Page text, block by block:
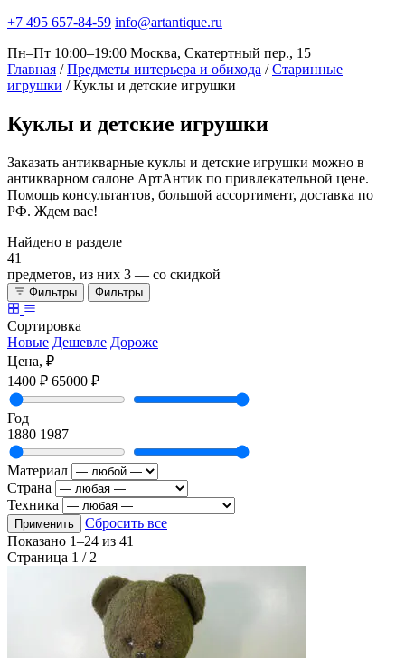
+7 495 657-84-59 info@artantique.ru
Пн–Пт 10:00–19:00 Москва, Скатертный пер., 15
Главная / Предметы интерьера и обихода / Старинные
игрушки / Куклы и детские игрушки
Куклы и детские игрушки
Заказать антикварные куклы и детские игрушки можно в
антикварном салоне АртАнтик по привлекательной цене.
Помощь консультантов, большой ассортимент, доставка по
РФ. Ждем вас!
Найдено в разделе
41
предметов, из них 3 — со скидкой
Фильтры Фильтры
Сортировка
Новые Дешевле Дороже
Цена, ₽
1400 ₽ 65000 ₽
Год
1880 1987
Материал
Страна
Техника
Применить
Сбросить все
Показано 1–24 из 41
Страница 1 / 2